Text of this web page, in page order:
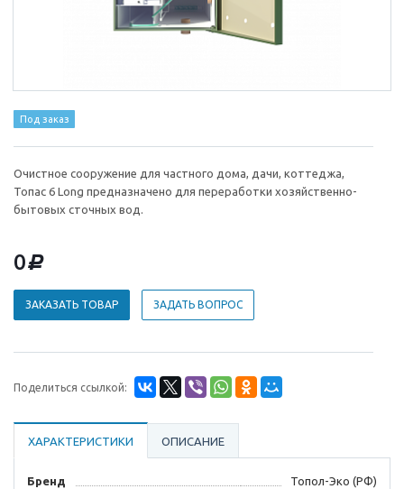
Под заказ
Очистное сооружение для частного дома, дачи, коттеджа,
Топас 6 Long предназначено для переработки хозяйственно-
бытовых сточных вод.
0d
ЗАКАЗАТЬ ТОВАР ЗАДАТЬ ВОПРОС
Поделиться ссылкой:
ХАРАКТЕРИСТИКИ ОПИСАНИЕ
Бренд Топол-Эко (РФ)